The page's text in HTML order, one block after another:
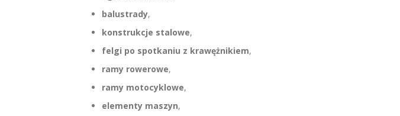
balustrady,
konstrukcje stalowe,
felgi po spotkaniu z krawężnikiem,
ramy rowerowe,
ramy motocyklowe,
elementy maszyn,